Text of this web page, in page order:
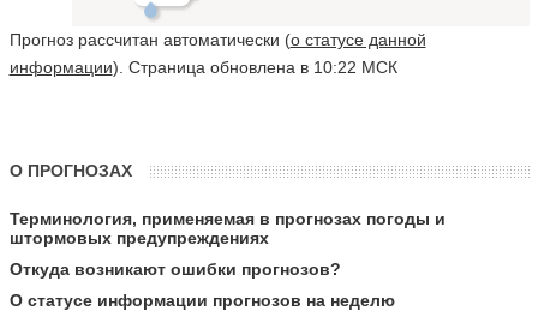
Прогноз рассчитан автоматически (о статусе данной
информации). Страница обновлена в 10:22 МСК
О ПРОГНОЗАХ
Терминология, применяемая в прогнозах погоды и
штормовых предупреждениях
Откуда возникают ошибки прогнозов?
О статусе информации прогнозов на неделю